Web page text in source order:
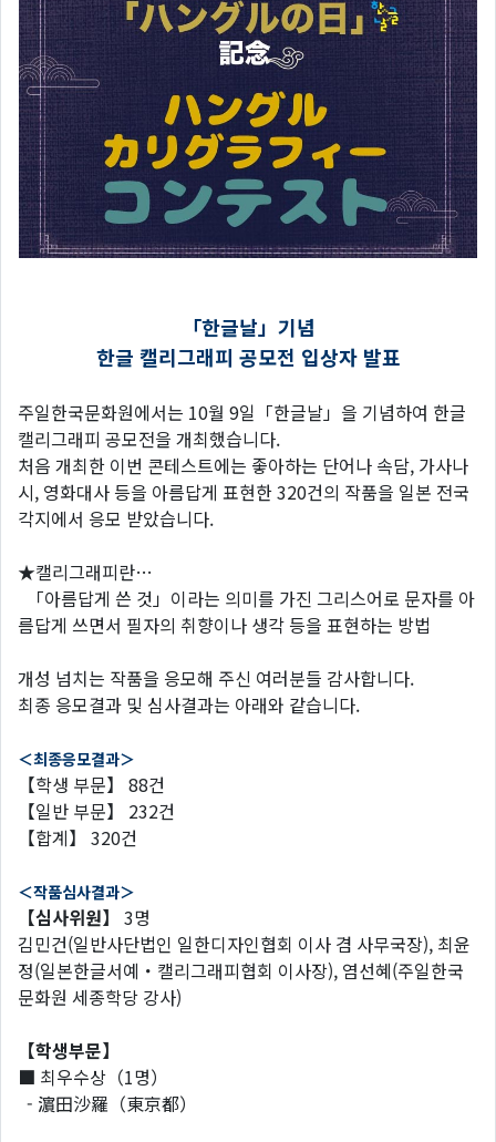
「한글날」 기념
한글 캘리그래피 공모전 입상자 발표
주일한국문화원에서는 10월 9일「한글날」을 기념하여 한글
캘리그래피 공모전을 개최했습니다.
처음 개최한 이번 콘테스트에는 좋아하는 단어나 속담, 가사나
시, 영화대사 등을 아름답게 표현한 320건의 작품을 일본 전국
각지에서 응모 받았습니다.
★캘리그래피란…
「아름답게 쓴 것」이라는 의미를 가진 그리스어로 문자를 아
름답게 쓰면서 필자의 취향이나 생각 등을 표현하는 방법
개성 넘치는 작품을 응모해 주신 여러분들 감사합니다.
최종 응모결과 및 심사결과는 아래와 같습니다.
＜최종응모결과＞
【학생 부문】 88건
【일반 부문】 232건
【합계】 320건
＜작품심사결과＞
【심사위원】 3명
김민건(일반사단법인 일한디자인협회 이사 겸 사무국장), 최윤
정(일본한글서예・캘리그래피협회 이사장), 염선혜(주일한국
문화원 세종학당 강사)
【학생부문】
■ 최우수상（1명）
- 濵田沙羅（東京都）